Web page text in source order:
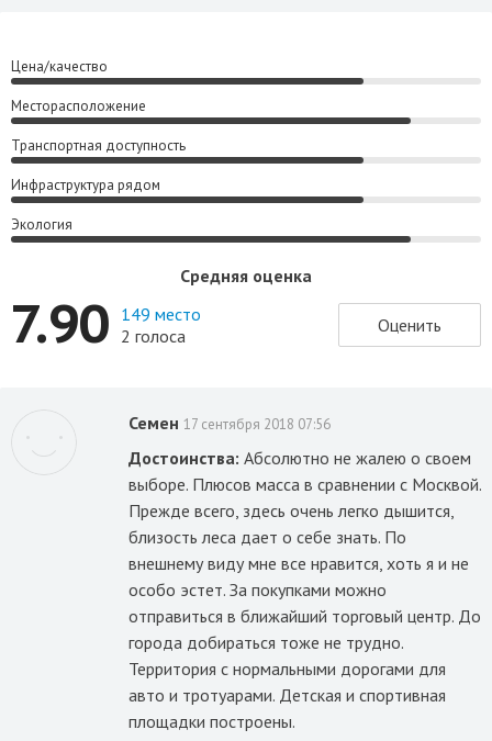
Цена/качество
Месторасположение
Транспортная доступность
Инфраструктура рядом
Экология
Средняя оценка
7.90 149 место
2 голоса
Оценить
Семен 17 сентября 2018 07:56
Достоинства: Абсолютно не жалею о своем
выборе. Плюсов масса в сравнении с Москвой.
Прежде всего, здесь очень легко дышится,
близость леса дает о себе знать. По
внешнему виду мне все нравится, хоть я и не
особо эстет. За покупками можно
отправиться в ближайший торговый центр. До
города добираться тоже не трудно.
Территория с нормальными дорогами для
авто и тротуарами. Детская и спортивная
площадки построены.